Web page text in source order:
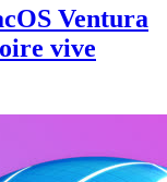
Ventura
vive